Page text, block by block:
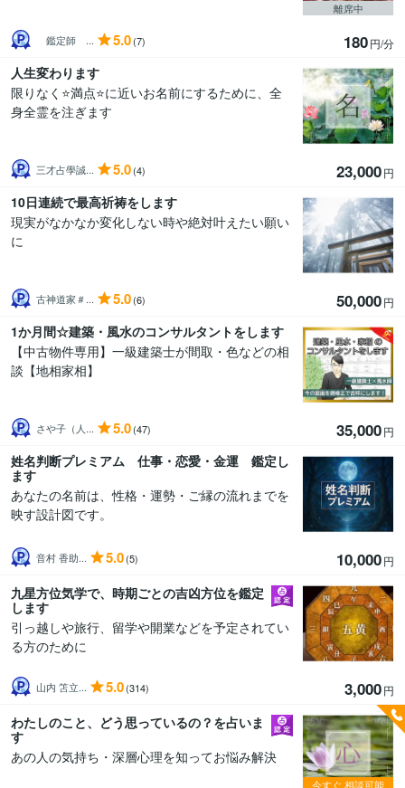
鑑定師 ... 5.0(7) 180円/分
離席中
人生変わります
限りなく⭐満点⭐に近いお名前にするために、全
身全霊を注ぎます
三才占學誠... 5.0(4) 23,000円
10日連続で最高祈祷をします
現実がなかなか変化しない時や絶対叶えたい願い
に
古神道家＃... 5.0(6) 50,000円
1か月間☆建築・風水のコンサルタントをします
【中古物件専用】一級建築士が間取・色などの相
談【地相家相】
さや子（人... 5.0(47) 35,000円
姓名判断プレミアム 仕事・恋愛・金運 鑑定し
ます
あなたの名前は、性格・運勢・ご縁の流れまでを
映す設計図です。
音村 香助... 5.0(5) 10,000円
九星方位気学で、時期ごとの吉凶方位を鑑定
します
引っ越しや旅行、留学や開業などを予定されてい
る方のために
山内 笘立... 5.0(314) 3,000円
わたしのこと、どう思っているの？を占いま
す
あの人の気持ち・深層心理を知ってお悩み解決
今すぐ 相談可能